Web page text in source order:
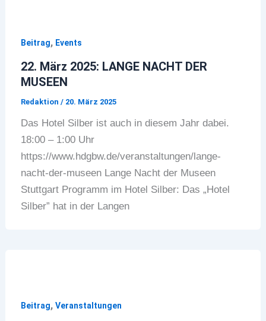
Beitrag, Events
22. März 2025: LANGE NACHT DER
MUSEEN
Redaktion / 20. März 2025
Das Hotel Silber ist auch in diesem Jahr dabei.
18:00 – 1:00 Uhr
https://www.hdgbw.de/veranstaltungen/lange-
nacht-der-museen Lange Nacht der Museen
Stuttgart Programm im Hotel Silber: Das „Hotel
Silber” hat in der Langen
Beitrag, Veranstaltungen